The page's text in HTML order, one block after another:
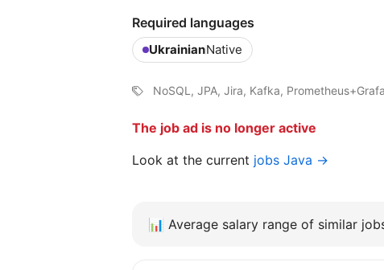
Required languages
UkrainianNative
NoSQL, JPA, Jira, Kafka,
The job ad is no longer active
Look at the current jobs Java →
📊 Average salary range of similar